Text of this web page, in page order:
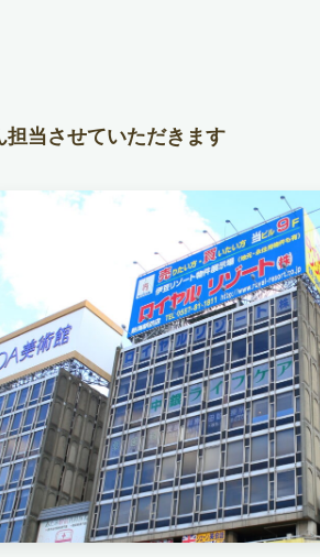
当させていただきます